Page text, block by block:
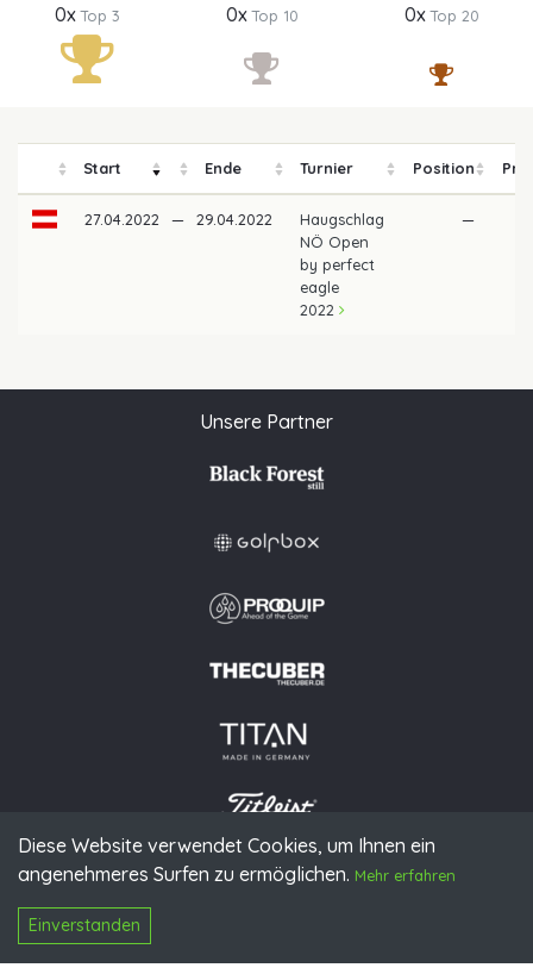
Diese Website verwendet Cookies, um Ihnen ein
angenehmeres Surfen zu ermöglichen. Mehr erfahren
Einverstanden
0xTop 3 0xTop 10 0xTop 20
Start Ende Turnier Position
27.04.2022 — 29.04.2022
Haugschlag
NÖ Open
by perfect
eagle
2022
—
Unsere Partner
© 2026 PGAoG